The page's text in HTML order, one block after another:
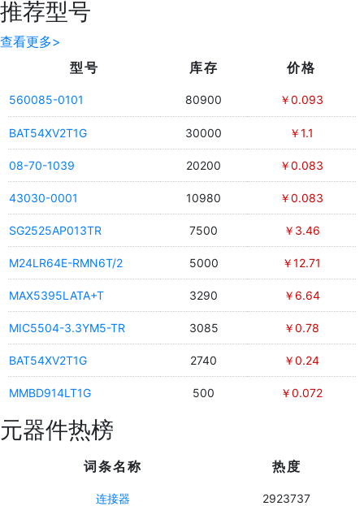
推荐型号
查看更多>
型号
库存 价格
560085-0101 80900 ￥0.093
BAT54XV2T1G 30000 ￥1.1
08-70-1039 20200 ￥0.083
43030-0001 10980 ￥0.083
SG2525AP013TR 7500 ￥3.46
M24LR64E-RMN6T/2 5000 ￥12.71
MAX5395LATA+T 3290 ￥6.64
MIC5504-3.3YM5-TR 3085 ￥0.78
BAT54XV2T1G 2740 ￥0.24
MMBD914LT1G 500 ￥0.072
元器件热榜
词条名称 热度
连接器 2923737